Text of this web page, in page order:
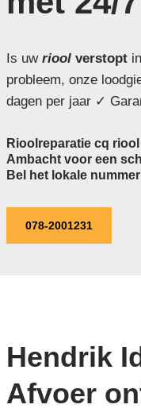
Is uw rioolverstoptin
probleem, onze
dagen per jaar ✓
Rioolreparatie cq
Ambacht voor een
Bel het lokale
078-2001231
Hendrik
Afvoer